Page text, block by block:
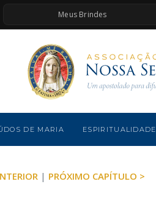
Meus Brindes
DE MARIA ESPIRITUALIDADE
| PRÓXIMO CAPÍTULO >